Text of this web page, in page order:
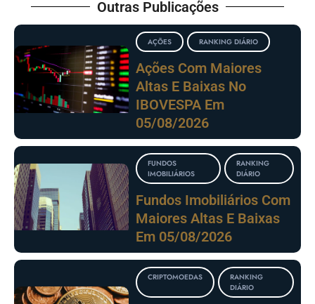
Outras Publicações
AÇÕES RANKING DIÁRIO
Ações Com Maiores
Altas E Baixas No
IBOVESPA Em
05/08/2026
FUNDOS
IMOBILIÁRIOS
RANKING
DIÁRIO
Fundos Imobiliários Com
Maiores Altas E Baixas
Em 05/08/2026
CRIPTOMOEDAS
RANKING
DIÁRIO